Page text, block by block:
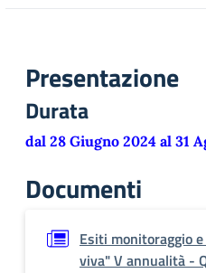
Presentazione
Durata
dal 28 Giugno 2024 al 31
Documenti
Esiti monitoraggio
viva" V annualità -